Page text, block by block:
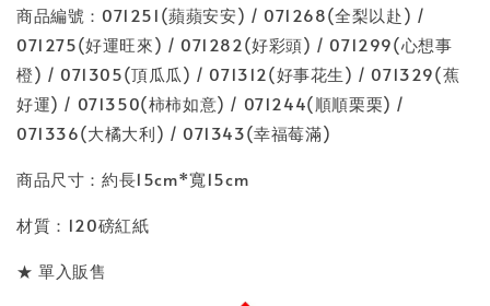
商品編號：071251(蘋蘋安安) / 071268(全梨以赴) /
071275(好運旺來) / 071282(好彩頭) / 071299(心想事
橙) / 071305(頂瓜瓜) / 071312(好事花生) / 071329(蕉
好運) / 071350(柿柿如意) / 071244(順順栗栗) /
071336(大橘大利) / 071343(幸福莓滿)
商品尺寸：約長15cm*寬15cm
材質：120磅紅紙
★ 單入販售